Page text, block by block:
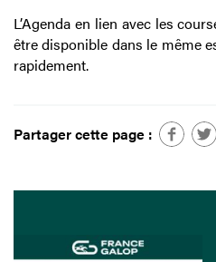
L’Agenda en lien avec les
être disponible dans le même
rapidement.
Partager cette page :